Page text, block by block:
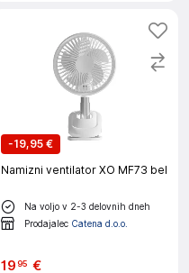
-19,95 €
Namizni ventilator XO MF73 bel
Na voljo v 2-3 delovnih dneh
Prodajalec Catena d.o.o.
1995 €